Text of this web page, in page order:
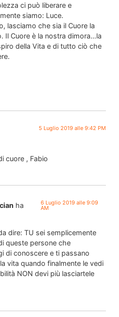
ci può liberare e
siamo: Luce.
lasciamo che sia il Cuore la
Il Cuore è la nostra dimora…la
della Vita e di tutto ciò che
5 Luglio 2019 alle 9:42 PM
cuore , Fabio
ha
6 Luglio 2019 alle 9:09
AM
dire: TU sei semplicemente
queste persone che
di conoscere e ti passano
vita quando finalmente le vedi
NON devi più lasciartele